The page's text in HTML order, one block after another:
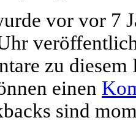
vor vor 7
zu
einen
sind